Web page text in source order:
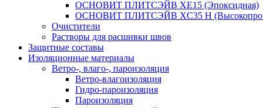
ОСНОВИТ ПЛИТСЭЙВ XЕ15 (Эпоксидная)
ОСНОВИТ ПЛИТСЭЙВ XС35 Н
Очистители
Растворы для расшивки швов
Защитные составы
Изоляционные материалы
Ветро-, влаго-, пароизоляция
Ветро-влагоизоляция
Гидро-пароизоляция
Пароизоляция